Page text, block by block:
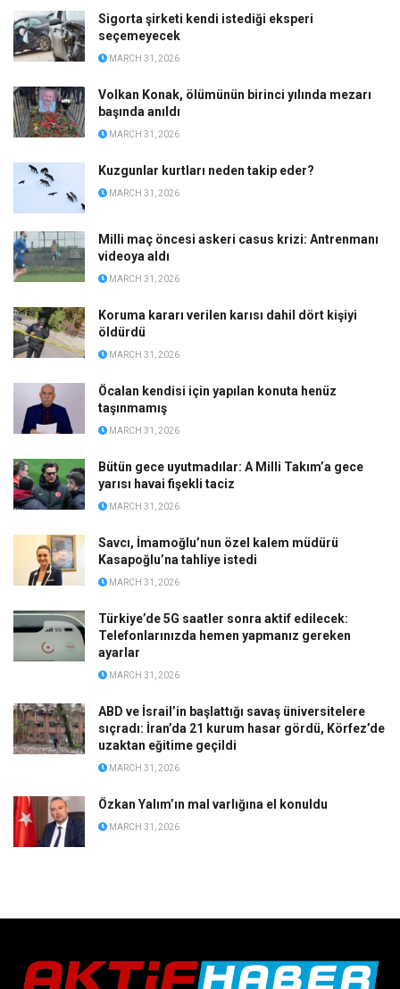
Sigorta şirketi kendi istediği eksperi
seçemeyecek
MARCH 31, 2026
Volkan Konak, ölümünün birinci yılında mezarı
başında anıldı
MARCH 31, 2026
Kuzgunlar kurtları neden takip eder?
MARCH 31, 2026
Milli maç öncesi askeri casus krizi: Antrenmanı
videoya aldı
MARCH 31, 2026
Koruma kararı verilen karısı dahil dört kişiyi
öldürdü
MARCH 31, 2026
Öcalan kendisi için yapılan konuta henüz
taşınmamış
MARCH 31, 2026
Bütün gece uyutmadılar: A Milli Takım’a gece
yarısı havai fişekli taciz
MARCH 31, 2026
Savcı, İmamoğlu’nun özel kalem müdürü
Kasapoğlu’na tahliye istedi
MARCH 31, 2026
Türkiye’de 5G saatler sonra aktif edilecek:
Telefonlarınızda hemen yapmanız gereken
ayarlar
MARCH 31, 2026
ABD ve İsrail’in başlattığı savaş üniversitelere
sıçradı: İran’da 21 kurum hasar gördü, Körfez’de
uzaktan eğitime geçildi
MARCH 31, 2026
Özkan Yalım’ın mal varlığına el konuldu
MARCH 31, 2026